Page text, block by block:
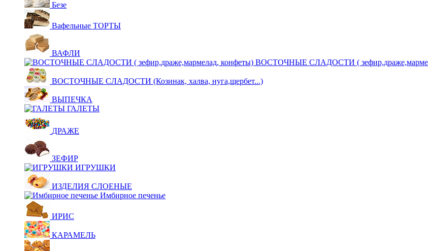
Безе
Вафельные ТОРТЫ
ВАФЛИ
ВОСТОЧНЫЕ СЛАДОСТИ (
ВОСТОЧНЫЕ СЛАДОСТИ (Козинак, халва, нуга,щербет...)
ВЫПЕЧКА
ГАЛЕТЫ
ДРАЖЕ
ЗЕФИР
ИГРУШКИ
ИЗДЕЛИЯ СЛОЕНЫЕ
Имбирное печенье
ИРИС
КАРАМЕЛЬ